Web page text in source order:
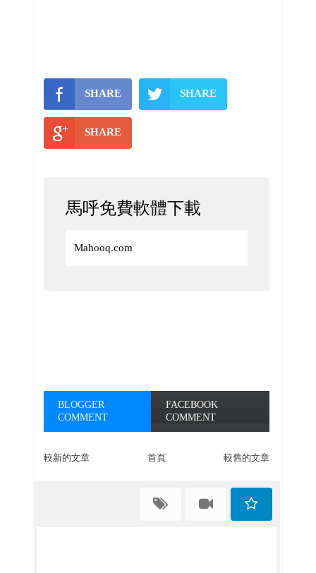
SHARE SHARE
SHARE
馬呼免費軟體下載
Mahooq.com
BLOGGER
COMMENT
FACEBOOK
COMMENT
較新的文章 較舊的文章
首頁